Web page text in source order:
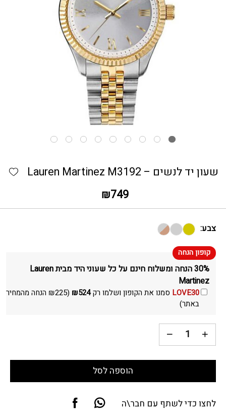
שעון יד לנשים – Lauren Martinez M3192
₪749
צבע:
30% הנחה ומשלוח חינם על כל שעוני היד מבית Lauren
Martinez
LOVE30 סמנו את הקופון ושלמו רק ₪524
(
₪225
הנחה מהמחיר
באתר)
הוספה לסל
לחצו כדי לשתף עם חבר\ה